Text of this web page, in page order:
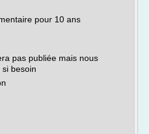
pour 10 ans
pas publiée mais nous
besoin